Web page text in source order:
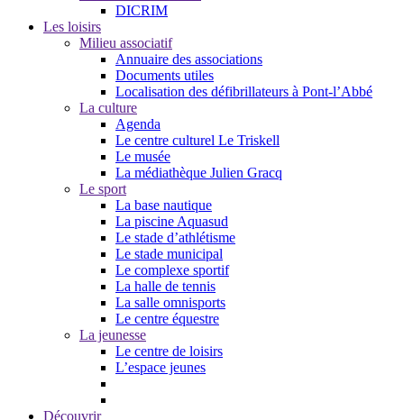
DICRIM
Les loisirs
Milieu associatif
Annuaire des associations
Documents utiles
Localisation des défibrillateurs à Pont-l’Abbé
La culture
Agenda
Le centre culturel Le Triskell
Le musée
La médiathèque Julien Gracq
Le sport
La base nautique
La piscine Aquasud
Le stade d’athlétisme
Le stade municipal
Le complexe sportif
La halle de tennis
La salle omnisports
Le centre équestre
La jeunesse
Le centre de loisirs
L’espace jeunes
Découvrir